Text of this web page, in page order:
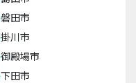
磐田市
掛川市
御殿場市
下田市